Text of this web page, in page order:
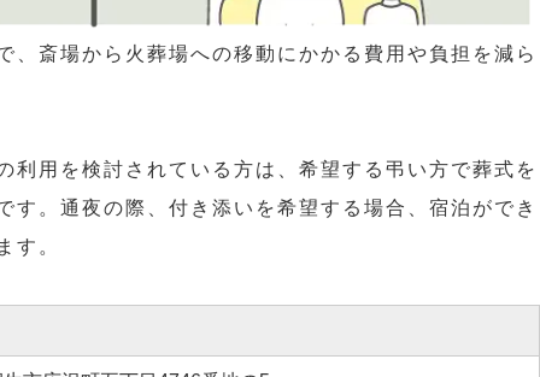
、斎場から火葬場への移動にかかる費用や負担を減ら
利用を検討されている方は、希望する弔い方で葬式を
す。通夜の際、付き添いを希望する場合、宿泊ができ
す。